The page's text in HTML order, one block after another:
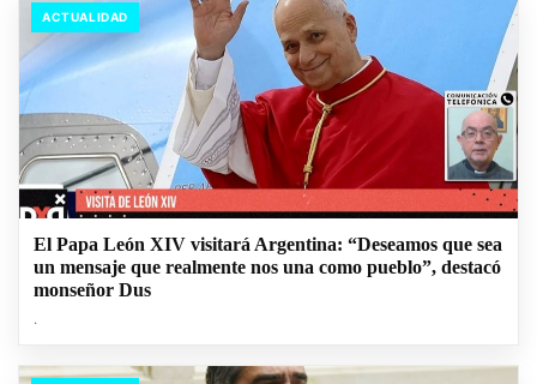
ACTUALIDAD
El Papa León XIV visitará Argentina: “Deseamos que sea
un mensaje que realmente nos una como pueblo”, destacó
monseñor Dus
.